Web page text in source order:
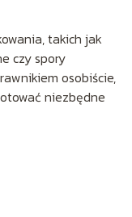
takich jak
czy spory
osobiście,
niezbędne